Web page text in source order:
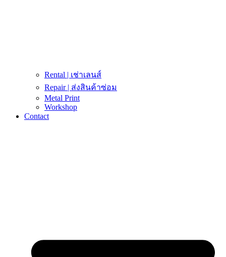
Rental | เช่าเลนส์
Repair | ส่งสินค้าซ่อม
Metal Print
Workshop
Contact